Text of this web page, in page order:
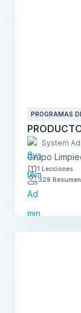
PROGRAMAS
System
Grupo
1 Lecciones
329 Resumen